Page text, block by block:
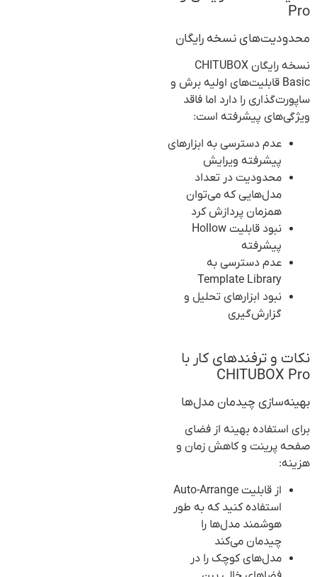
Pro
محدودیت‌های نسخه رایگان
نسخه رایگان CHITUBOX
Basic قابلیت‌های اولیه برش و
ساپورت‌گذاری را دارد اما فاقد
ویژگی‌های پیشرفته است:
عدم دسترسی به ابزارهای
پیشرفته ویرایش
محدودیت در تعداد
مدل‌هایی که می‌توان
همزمان پردازش کرد
نبود قابلیت Hollow
پیشرفته
عدم دسترسی به
Template Library
نبود ابزارهای تحلیل و
گزارش‌گیری
نکات و ترفندهای کار با
CHITUBOX Pro
بهینه‌سازی چیدمان مدل‌ها
برای استفاده بهینه از فضای
صفحه پرینت و کاهش زمان و
هزینه:
از قابلیت Auto-Arrange
استفاده کنید که به طور
هوشمند مدل‌ها را
چیدمان می‌کند
مدل‌های کوچک را در